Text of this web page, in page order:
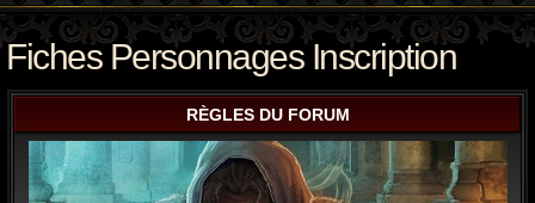
Fiches Personnages Inscription
RÈGLES DU FORUM